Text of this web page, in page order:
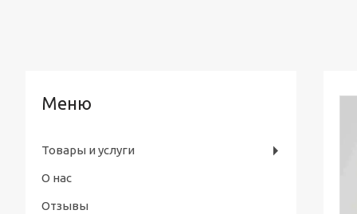
Товары и услуги
О нас
Отзывы